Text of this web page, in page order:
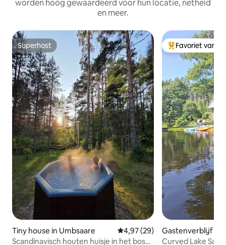
worden hoog gewaardeerd voor hun locatie, netheid
en meer.
Superhost
Superhost
Tiny house in Umbsaare Gemiddelde beoordeling van
4,97 (29)
Scandinavisch houten huisje in het bos
Topfavoriet van
Favoriet van
Gastenverblijf in
Curved Lake